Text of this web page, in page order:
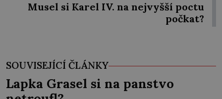
Musel si Karel IV. na nejvyšší poctu
počkat?
SOUVISEJÍCÍ ČLÁNKY
Lapka Grasel si na panstvo